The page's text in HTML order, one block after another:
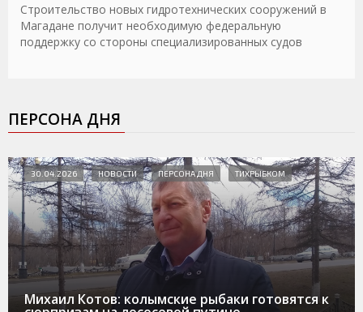
Строительство новых гидротехнических сооружений в
Магадане получит необходимую федеральную
поддержку со стороны специализированных судов
ПЕРСОНА ДНЯ
Михаил Котов: колымские рыбаки готовятся к
30.04.2026 НОВОСТИ ПЕРСОНА ДНЯ ТИХРЫБКОМ